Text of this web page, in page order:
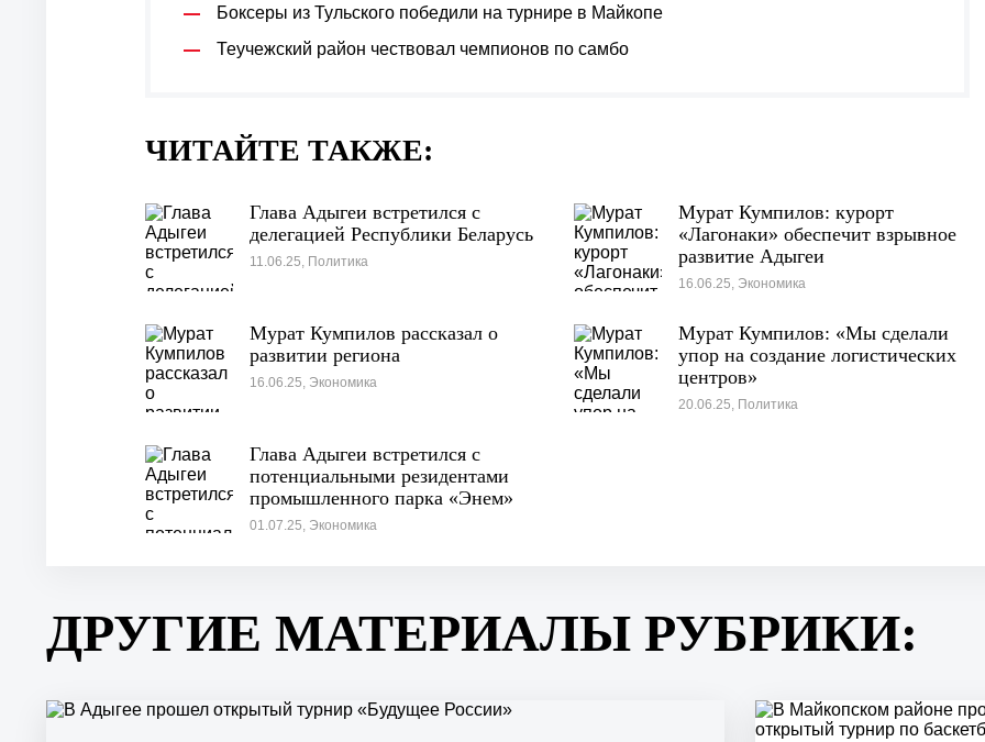
Боксеры из Тульского победили на турнире в Майкопе
Теучежский район чествовал чемпионов по самбо
ЧИТАЙТЕ ТАКЖЕ:
Глава Адыгеи встретился с
делегацией Республики Беларусь
11.06.25, Политика
Мурат Кумпилов: курорт
«Лагонаки» обеспечит взрывное
развитие Адыгеи
16.06.25, Экономика
Мурат Кумпилов рассказал о
развитии региона
16.06.25, Экономика
Мурат Кумпилов: «Мы сделали
упор на создание логистических
центров»
20.06.25, Политика
Глава Адыгеи встретился с
потенциальными резидентами
промышленного парка «Энем»
01.07.25, Экономика
ДРУГИЕ МАТЕРИАЛЫ РУБРИКИ: